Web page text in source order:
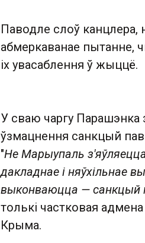
Паводле слоў канцлера,
абмеркаванае пытанне,
іх увасаблення ў жыццё.
У сваю чаргу Парашэнка
ўзмацнення санкцый
"Не Марыупаль
дакладнае і няўхільнае
выконваюцца — санкцый
толькі частковая
Крыма.